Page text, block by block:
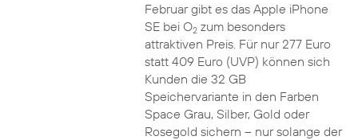
Februar gibt es das Apple iPhone
SE bei O2zum besonders
attraktiven Preis. Für nur 277 Euro
statt 409 Euro (UVP) können sich
Kunden die 32 GB
Speichervariante in den Farben
Space Grau, Silber, Gold oder
Rosegold sichern – nur solange der